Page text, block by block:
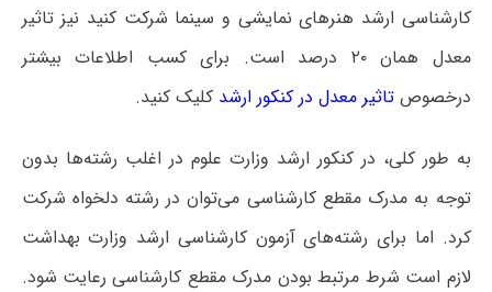
کارشناسی ارشد هنرهای نمایشی و سینما شرکت کنید نیز تاثیر
معدل همان ۲۰ درصد است. برای کسب اطلاعات بیشتر
درخصوص تاثیر معدل در کنکور ارشد کلیک کنید.
به طور کلی، در کنکور ارشد وزارت علوم در اغلب رشته‌ها بدون
توجه به مدرک مقطع کارشناسی می‌توان در رشته دلخواه شرکت
کرد. اما برای رشته‌های آزمون کارشناسی ارشد وزارت بهداشت
لازم است شرط مرتبط بودن مدرک مقطع کارشناسی رعایت شود.